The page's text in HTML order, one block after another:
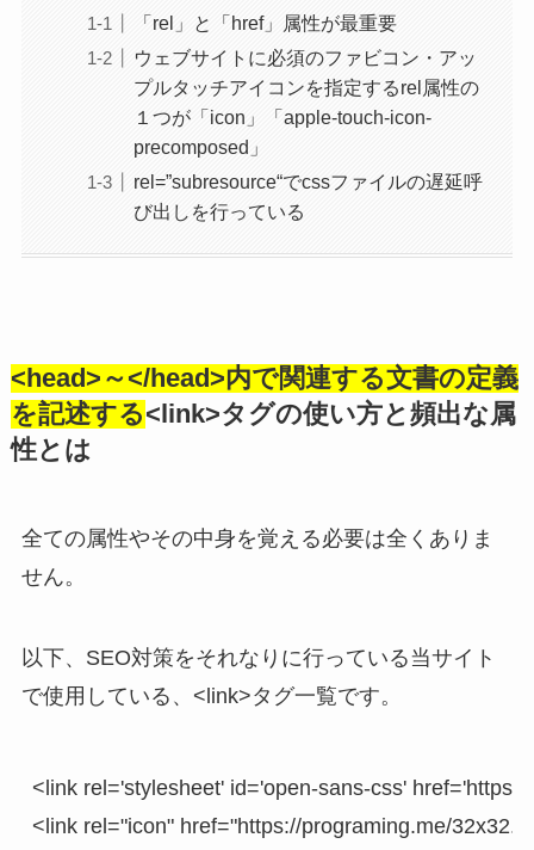
「rel」と「href」属性が最重要
ウェブサイトに必須のファビコン・アッ
プルタッチアイコンを指定するrel属性の
１つが「icon」「apple-touch-icon-
precomposed」
rel=”subresource“でcssファイルの遅延呼
び出しを行っている
<head>～</head>内で関連する文書の定義
を記述する<link>タグの使い方と頻出な属
性とは
全ての属性やその中身を覚える必要は全くありま
せん。
以下、SEO対策をそれなりに行っている当サイト
で使用している、<link>タグ一覧です。
<link rel='stylesheet' id='open-sans-css'
<link rel="icon" href="https://programing.me/